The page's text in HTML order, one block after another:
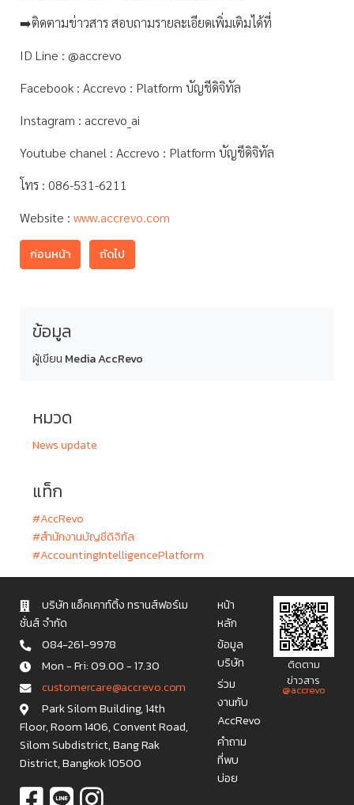
➡️ติดตามข่าวสาร สอบถามรายละเอียดเพิ่มเติมได้ที่
ID Line : @accrevo
Facebook : Accrevo : Platform บัญชีดิจิทัล
Instagram : accrevo_ai
Youtube chanel : Accrevo : Platform บัญชีดิจิทัล
โทร : 086-531-6211
Website : www.accrevo.com
ก่อนหน้า ถัดไป
ข้อมูล
ผู้เขียน Media AccRevo
หมวด
News update
แท็ก
#AccRevo
#สำนักงานบัญชีดิจิทัล
#AccountingIntelligencePlatform
บริษัท แอ็คเคาท์ติ้ง ทรานส์ฟอร์เม
ชั่นส์ จำกัด
084-261-9978
Mon - Fri: 09.00 - 17.30
c u s t o m e r c a r e @ a c c r e v o . c o m
Park Silom Building, 14th
Floor, Room 1406, Convent Road,
Silom Subdistrict, Bang Rak
District, Bangkok 10500
หน้า
หลัก
ข้อมูล
บริษัท
ร่วม
งานกับ
AccRevo
คำถาม
ที่พบ
บ่อย
ติดตาม
ข่าวสาร
@accrevo